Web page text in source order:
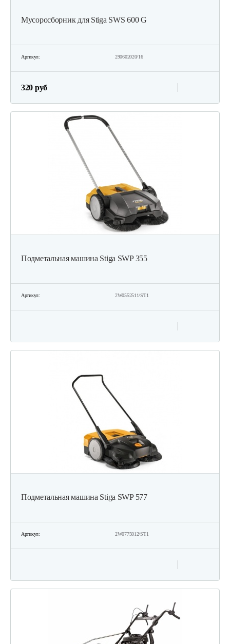
Мусоросборник для Stiga SWS 600 G
Артикул: 290602020/16
320 руб
Подметальная машина Stiga SWP 355
Артикул: 2W0552511/ST1
Подметальная машина Stiga SWP 577
Артикул: 2W0775012/ST1